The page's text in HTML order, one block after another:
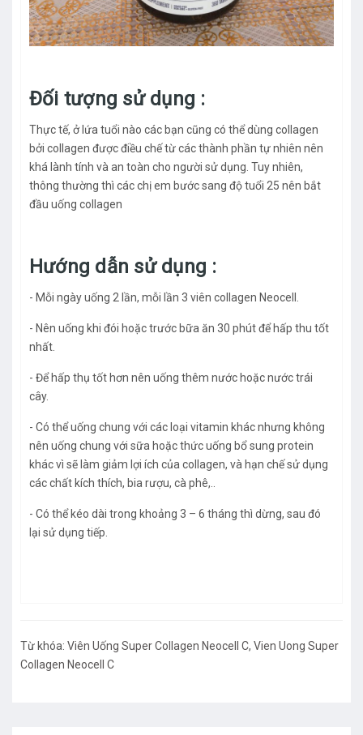
Đối tượng sử dụng :
Thực tế, ở lứa tuổi nào các bạn cũng có thể dùng collagen
bởi collagen được điều chế từ các thành phần tự nhiên nên
khá lành tính và an toàn cho người sử dụng. Tuy nhiên,
thông thường thì các chị em bước sang độ tuổi 25 nên bắt
đầu uống collagen
Hướng dẫn sử dụng :
- Mỗi ngày uống 2 lần, mỗi lần 3 viên collagen Neocell.
- Nên uống khi đói hoặc trước bữa ăn 30 phút để hấp thu tốt
nhất.
- Để hấp thụ tốt hơn nên uống thêm nước hoặc nước trái
cây.
- Có thể uống chung với các loại vitamin khác nhưng không
nên uống chung với sữa hoặc thức uống bổ sung protein
khác vì sẽ làm giảm lợi ích của collagen, và hạn chế sử dụng
các chất kích thích, bia rượu, cà phê,..
- Có thể kéo dài trong khoảng 3 – 6 tháng thì dừng, sau đó
lại sử dụng tiếp.
Từ khóa: Viên Uống Super Collagen Neocell C, Vien Uong Super
Collagen Neocell C